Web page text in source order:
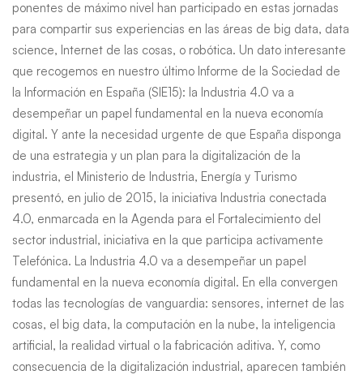
inteligencia
artificial
y
la
Industria
4.0
ponentes de máximo nivel han participado en estas jornadas
para compartir sus experiencias en las áreas de big data, data
science, Internet de las cosas, o robótica. Un dato interesante
que recogemos en nuestro último Informe de la Sociedad de
la Información en España (SIE15): la Industria 4.0 va a
desempeñar un papel fundamental en la nueva economía
digital. Y ante la necesidad urgente de que España disponga
de una estrategia y un plan para la digitalización de la
industria, el Ministerio de Industria, Energía y Turismo
presentó, en julio de 2015, la iniciativa Industria conectada
4.0, enmarcada en la Agenda para el Fortalecimiento del
sector industrial, iniciativa en la que participa activamente
Telefónica. La Industria 4.0 va a desempeñar un papel
fundamental en la nueva economía digital. En ella convergen
todas las tecnologías de vanguardia: sensores, internet de las
cosas, el big data, la computación en la nube, la inteligencia
artificial, la realidad virtual o la fabricación aditiva. Y, como
consecuencia de la digitalización industrial, aparecen también